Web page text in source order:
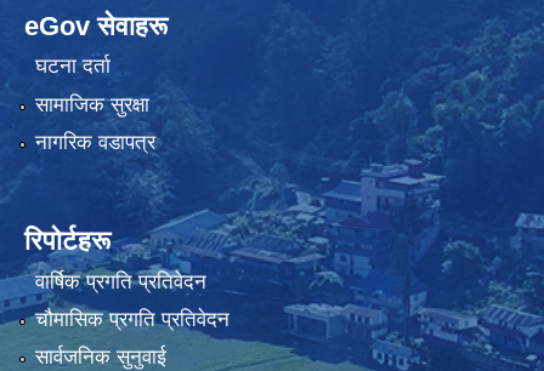
eGov सेवाहरू
घटना दर्ता
सामाजिक सुरक्षा
नागरिक वडापत्र
रिपोर्टहरू
वार्षिक प्रगति प्रतिवेदन
चौमासिक प्रगति प्रतिवेदन
सार्वजनिक सुनुवाई